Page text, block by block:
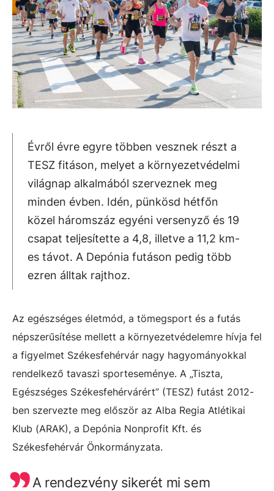
Évről évre egyre többen vesznek részt a
TESZ fitáson, melyet a környezetvédelmi
világnap alkalmából szerveznek meg
minden évben. Idén, pünkösd hétfőn
közel háromszáz egyéni versenyző és 19
csapat teljesítette a 4,8, illetve a 11,2 km-
es távot. A Depónia futáson pedig több
ezren álltak rajthoz.
Az egészséges életmód, a tömegsport és a futás
népszerűsítése mellett a környezetvédelemre hívja fel
a figyelmet Székesfehérvár nagy hagyományokkal
rendelkező tavaszi sporteseménye. A „Tiszta,
Egészséges Székesfehérvárért” (TESZ) futást 2012-
ben szervezte meg először az Alba Regia Atlétikai
Klub (ARAK), a Depónia Nonprofit Kft. és
Székesfehérvár Önkormányzata.
A rendezvény sikerét mi sem